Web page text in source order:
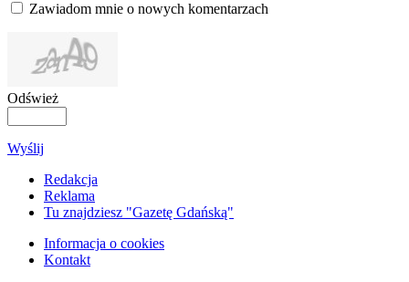
Zawiadom mnie o nowych komentarzach
Odśwież
Wyślij
Redakcja
Reklama
Tu znajdziesz "Gazetę Gdańską"
Informacja o cookies
Kontakt